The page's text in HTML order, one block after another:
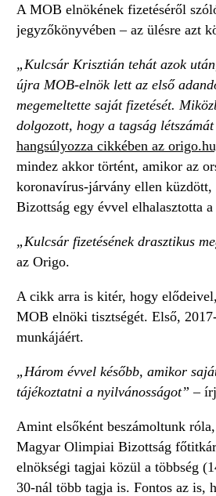
A MOB elnökének fizetéséről
jegyzőkönyvében – az ülésre azt
„Kulcsár Krisztián tehát azok
újra MOB-elnök lett az első
megemeltette saját fizetését.
dolgozott, hogy a tagság
hangsúlyozza cikkében az
mindez akkor történt, amikor az
koronavírus-járvány ellen
Bizottság egy évvel elhalasztotta
„Kulcsár fizetésének drasztikus
az Origo.
A cikk arra is kitér, hogy
MOB elnöki tisztségét. Első,
munkájáért.
„Három évvel később, amikor
tájékoztatni a nyilvánosságot” –
Amint elsőként beszámoltunk
Magyar Olimpiai Bizottság
elnökségi tagjai közül a többség
30-nál több tagja is. Fontos az is,